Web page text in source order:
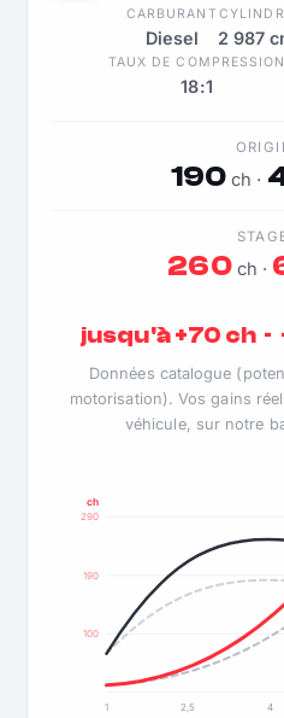
CARBURANT
Diesel 2 987
TAUX DE COMPRESSION
18:1
190 ch ·
260ch ·
jusqu'à +70 ch ·
Données catalogue
motorisation). Vos gains
véhicule, sur notre
100
190
290
ch
1 2,5 4